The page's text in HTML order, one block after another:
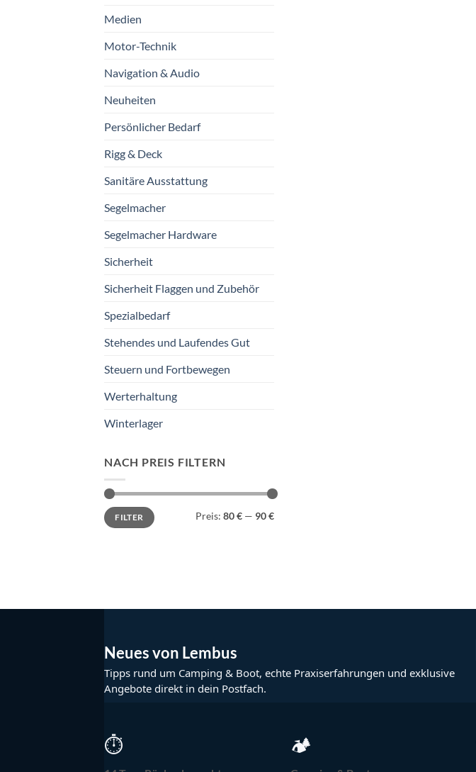
Medien
Motor-Technik
Navigation & Audio
Neuheiten
Persönlicher Bedarf
Rigg & Deck
Sanitäre Ausstattung
Segelmacher
Segelmacher Hardware
Sicherheit
Sicherheit Flaggen und Zubehör
Spezialbedarf
Stehendes und Laufendes Gut
Steuern und Fortbewegen
Werterhaltung
Winterlager
NACH PREIS FILTERN
Min.
Preis
Max.
PreisFILTER Preis: 80 € — 90 €
Neues von Lembus
Tipps rund um Camping & Boot, echte Praxiserfahrungen und exklusive
Angebote direkt in dein Postfach.
⏱ 🏕